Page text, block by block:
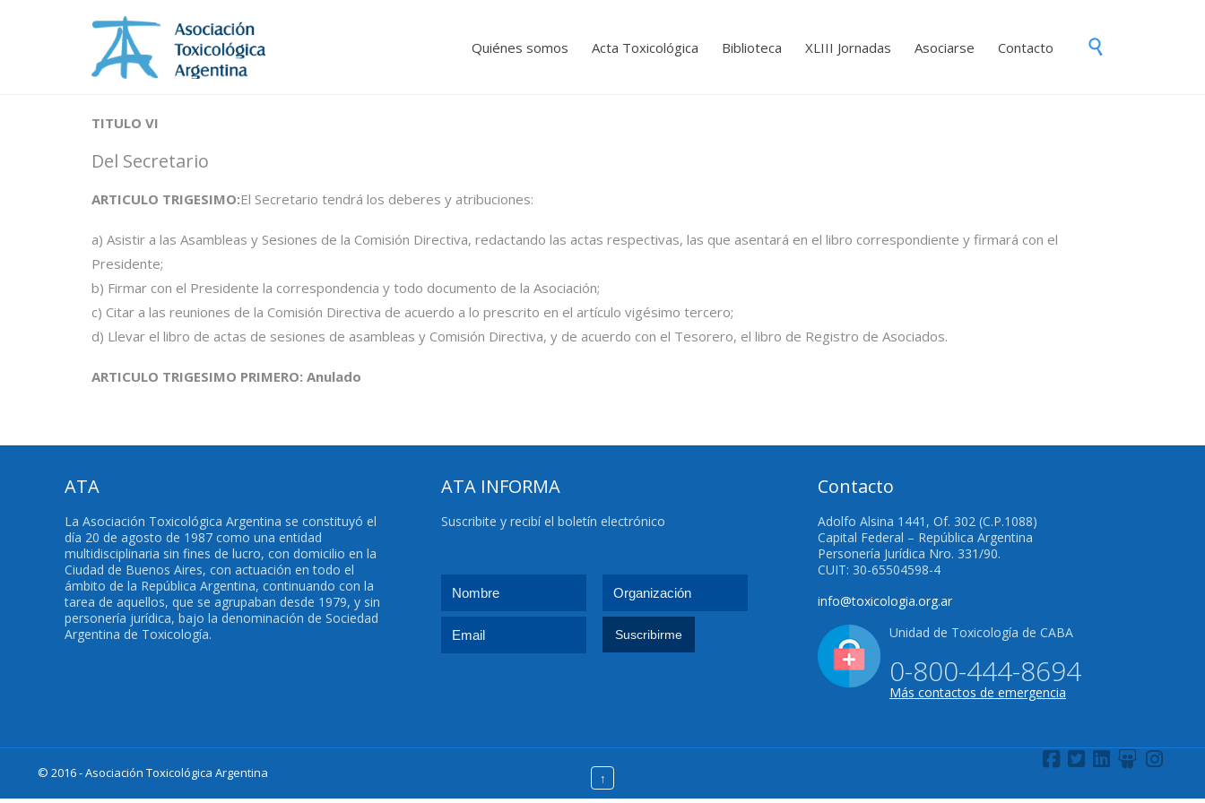
Skip
Quiénes somos Acta Toxicológica Biblioteca XLIII Jornadas Asociarse Contacto 
TITULO VI
Del Secretario
ARTICULO TRIGESIMO:El Secretario tendrá los deberes y atribuciones:
a) Asistir a las Asambleas y Sesiones de la Comisión Directiva, redactando las actas respectivas, las que asentará en el libro correspondiente y firmará con el
Presidente;
b) Firmar con el Presidente la correspondencia y todo documento de la Asociación;
c) Citar a las reuniones de la Comisión Directiva de acuerdo a lo prescrito en el artículo vigésimo tercero;
d) Llevar el libro de actas de sesiones de asambleas y Comisión Directiva, y de acuerdo con el Tesorero, el libro de Registro de Asociados.
ARTICULO TRIGESIMO PRIMERO: Anulado
ATA
La Asociación Toxicológica Argentina se constituyó el
día 20 de agosto de 1987 como una entidad
multidisciplinaria sin fines de lucro, con domicilio en la
Ciudad de Buenos Aires, con actuación en todo el
ámbito de la República Argentina, continuando con la
tarea de aquellos, que se agrupaban desde 1979, y sin
personería jurídica, bajo la denominación de Sociedad
Argentina de Toxicología.
ATA INFORMA
Suscribite y recibí el boletín electrónico
Contacto
Adolfo Alsina 1441, Of. 302 (C.P.1088)
Capital Federal – República Argentina
Personería Jurídica Nro. 331/90.
CUIT: 30-65504598-4
info@toxicologia.org.ar
Unidad de Toxicología de CABA
0-800-444-8694
Más contactos de emergencia
© 2016 - Asociación Toxicológica Argentina ↑